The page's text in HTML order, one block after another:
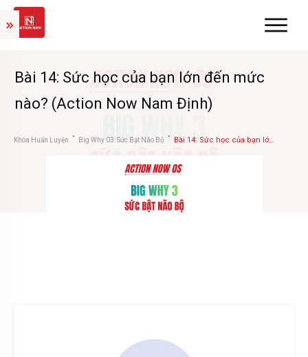
Bài 14: Sức học của bạn lớn đến mức
nào? (Action Now Nam Định)
Khóa Huấn Luyện Big Why 03: Sức Bật Não Bộ Bài 14: Sức học của bạn lớn đến mức nào? (Action Now Nam Định)